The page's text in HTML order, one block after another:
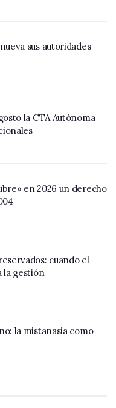
sus autoridades
la CTA Autónoma
en 2026 un derecho
cuando el
la gestión
la mistanasia como